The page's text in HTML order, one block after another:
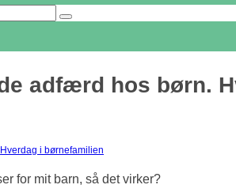
adfærd hos børn.
Hverdag i børnefamilien
for mit barn, så det virker?